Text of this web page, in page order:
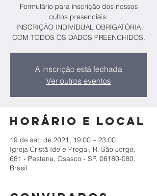
Formulário para inscrição dos nossos
cultos presenciais.
INSCRIÇÃO INDIVIDUAL OBRIGATÓRIA
COM TODOS OS DADOS PREENCHIDOS.
A inscrição está fechada
Ver outros eventos
Horário e local
19 de set. de 2021, 19:00 – 23:00
Igreja Cristã Ide e Pregai, R. São Jorge,
681 - Pestana, Osasco - SP, 06180-080,
Brasil